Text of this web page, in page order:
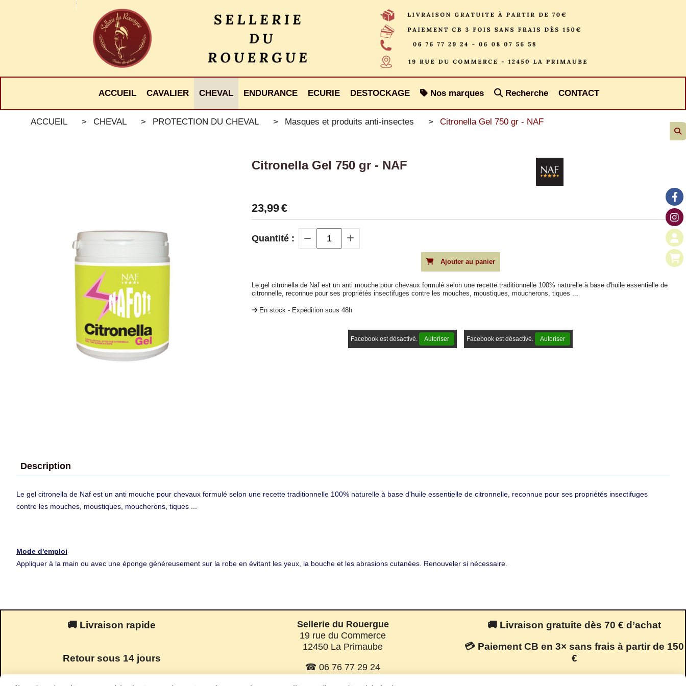
ACCUEIL CAVALIER CHEVAL ENDURANCE ECURIE DESTOCKAGE Nos marques Recherche CONTACT
ACCUEIL CHEVAL PROTECTION DU CHEVAL Masques et produits anti-insectes Citronella Gel 750 gr - NAF
Citronella Gel 750 gr - NAF
23,99€
Quantité :
Ajouter au panier
Le gel citronella de Naf est un anti mouche pour chevaux formulé selon une recette traditionnelle 100% naturelle à base d'huile essentielle de
citronnelle, reconnue pour ses propriétés insectifuges contre les mouches, moustiques, moucherons, tiques ...
En stock - Expédition sous 48h
Facebook est désactivé. Autoriser Facebook est désactivé. Autoriser
Description
Le gel citronella de Naf est un anti mouche pour chevaux formulé selon une recette traditionnelle 100% naturelle à base d'huile essentielle de citronnelle, reconnue pour ses propriétés insectifuges
contre les mouches, moustiques, moucherons, tiques ...
Mode d'emploi
Appliquer à la main ou avec une éponge généreusement sur la robe en évitant les yeux, la bouche et les abrasions cutanées. Renouveler si nécessaire.
🚚 Livraison rapide
Retour sous 14 jours
Sellerie du Rouergue
19 rue du Commerce
12450 La Primaube
☎ 06 76 77 29 24
🚚 Livraison gratuite dès 70 € d’achat
💳 Paiement CB en 3× sans frais à partir de 150
€
Panneau de gestion des cookies